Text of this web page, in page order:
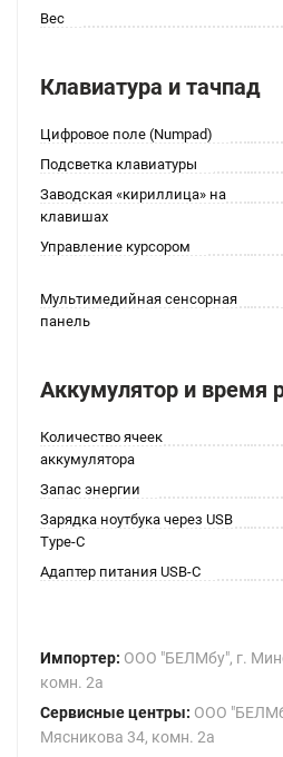
Вес
Клавиатура и тачпад
Цифровое поле (Numpad)
Подсветка клавиатуры
Заводская «кириллица» на
клавишах
Управление курсором
Мультимедийная сенсорная
панель
Аккумулятор и время
Количество ячеек
аккумулятора
Запас энергии
Зарядка ноутбука через USB
Type-C
Адаптер питания USB-C
Импортер: ООО "БЕЛМбу", г.
комн. 2а
Сервисные центры: ООО
Мясникова 34, комн. 2а